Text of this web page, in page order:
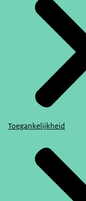
Toegankelijkheid